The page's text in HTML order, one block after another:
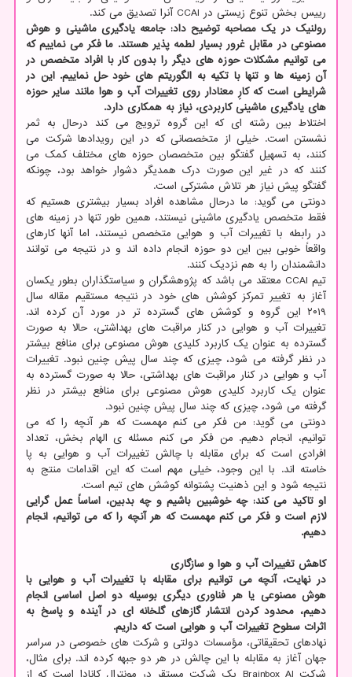
رییس بخش تنوع زیستی در CCAI آنرا تصدیق می کند.
رولنیک در یک مصاحبه توضیح داد: جامعه یادگیری ماشینی و هوش
مصنوعی در مقابل غرور بسیار لطمه پذیر هستند. ما فکر می نماییم که
می توانیم مشکلات حوزه های دیگر را بدون کار با افراد متخصص در
آن زمینه ها و تنها با تکیه به الگوریتم های خود حل نماییم. این در
شرایطی است که کارِ معنادار روی تغییرات آب و هوا مانند سایر حوزه
های یادگیری ماشینی کاربردی، نیاز به همکاری دارد.
اختلاط بین رشته ای که این گروه ترویج می کند درحال به ثمر
نشستن است. خیلی از متخصصانی که در این رویدادها شرکت می
کنند، به تسهیل گفتگو بین متخصصان حوزه های مختلف کمک می
کنند که در غیر این صورت درک همدیگر دشوار خواهد بود، چونکه
گفتگو پیش نیاز هر تلاش مشترکی است.
دونتی می گوید: ما درحال مشاهده افراد بسیار بیشتری هستیم که
فقط متخصص یادگیری ماشینی نیستند، همین طور تنها در زمینه های
در رابطه با تغییرات آب و هوایی متخصص نیستند، اما آنها کارهای
واقعاً خوبی بین این دو حوزه انجام داده اند و در نتیجه می توانند
دانشمندان را به هم نزدیک کنند.
تیم CCAI معتقد می باشد که پژوهشگران و سیاستگذاران بطور یکسان
آغاز به تغییر تمرکز کوشش های خود در نتیجه مستقیم مقاله سال
۲۰۱۹ این گروه و کوشش های گسترده تر در مورد آن کرده اند.
تغییرات آب و هوایی در کنار مراقبت های بهداشتی، حالا به صورت
گسترده به عنوان یک کاربرد کلیدی هوش مصنوعی برای منافع بیشتر
در نظر گرفته می شود، چیزی که چند سال پیش چنین نبود. تغییرات
آب و هوایی در کنار مراقبت های بهداشتی، حالا به صورت گسترده به
عنوان یک کاربرد کلیدی هوش مصنوعی برای منافع بیشتر در نظر
گرفته می شود، چیزی که چند سال پیش چنین نبود.
دونتی می گوید: من فکر می کنم مهمست که هر آنچه را که می
توانیم، انجام دهیم. من فکر می کنم مسئله ی الهام بخش، تعداد
افرادی است که برای مقابله با چالش تغییرات آب و هوایی به پا
خاسته اند. با این وجود، خیلی مهم است که این اقدامات منتج به
نتیجه شود و این ذهنیت پشتوانه کوشش های تیم است.
او تاکید می کند: چه خوشبین باشیم و چه بدبین، اساساً عمل گرایی
لازم است و فکر می کنم مهمست که هر آنچه را که می توانیم، انجام
دهیم.
کاهش تغییرات آب و هوا و سازگاری
در نهایت، آنچه می توانیم برای مقابله با تغییرات آب و هوایی با
هوش مصنوعی یا هر فناوری دیگری بوسیله دو اصل اساسی انجام
دهیم، محدود کردن انتشار گازهای گلخانه ای در آینده و پاسخ به
اثرات سطوح تغییرات آب و هوایی است که داریم.
نهادهای تحقیقاتی، مؤسسات دولتی و شرکت های خصوصی در سراسر
جهان آغاز به مقابله با این چالش در هر دو جبهه کرده اند. برای مثال،
شرکت Brainbox AI یک شرکت مستقر در مونترال کانادا است که از